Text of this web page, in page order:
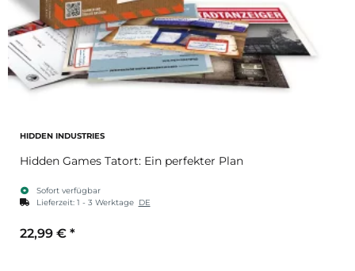
HIDDEN INDUSTRIES
Hidden Games Tatort: Ein perfekter Plan
Sofort verfügbar
Lieferzeit: 1 - 3 Werktage DE
22,99 € *